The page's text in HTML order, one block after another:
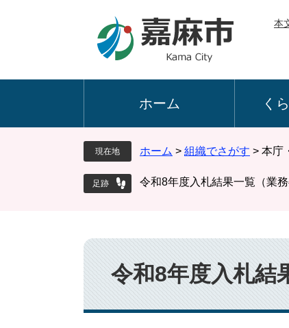
本
ホーム く
現在地 ホーム > 組織でさがす > 本庁
令和8年度入札結果一覧（業務
本
文
令和8年度入札結